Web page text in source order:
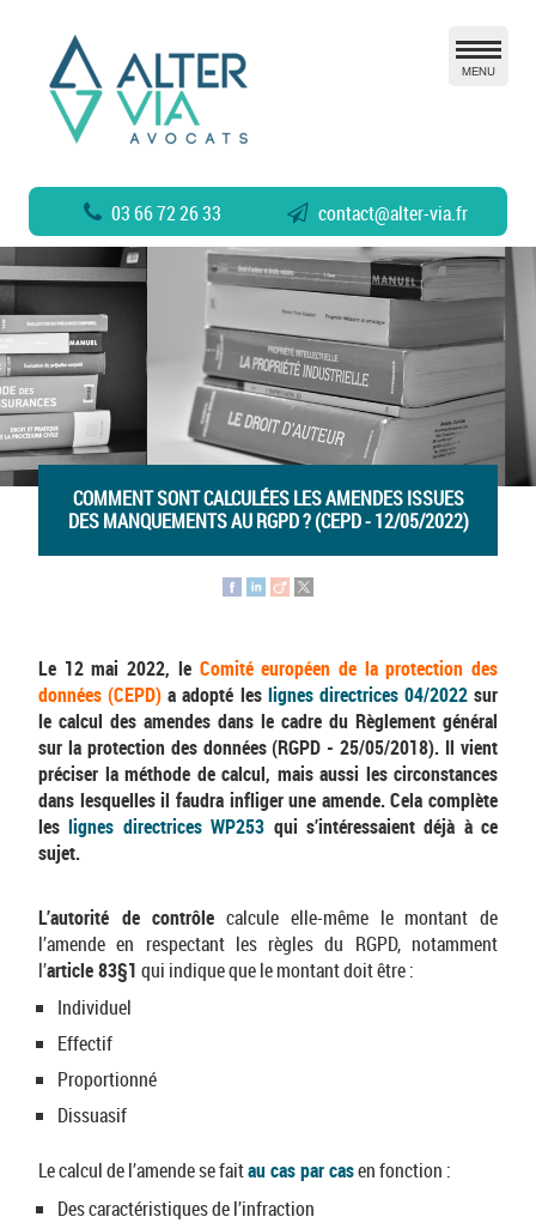
03 66 72 26 33 contact@alter-via.fr
MENU
COMMENT SONT CALCULÉES LES AMENDES ISSUES
DES MANQUEMENTS AU RGPD ? (CEPD - 12/05/2022)
Le 12 mai 2022, le Comité européen de la protection des
données (CEPD) a adopté les lignes directrices 04/2022sur
le calcul des amendes dans le cadre du Règlement général
sur la protection des données (RGPD - 25/05/2018). Il vient
préciser la méthode de calcul, mais aussi les circonstances
dans lesquelles il faudra infliger une amende. Cela complète
leslignes directrices WP253 qui s’intéressaient déjà à ce
sujet.
L’autorité de contrôle calcule elle-même le montant de
l’amende en respectant les règles du RGPD, notamment
l’article 83§1 qui indique que le montant doit être :
Individuel
Effectif
Proportionné
Dissuasif
Le calcul de l’amende se faitau cas par casen fonction :
Des caractéristiques de l’infraction